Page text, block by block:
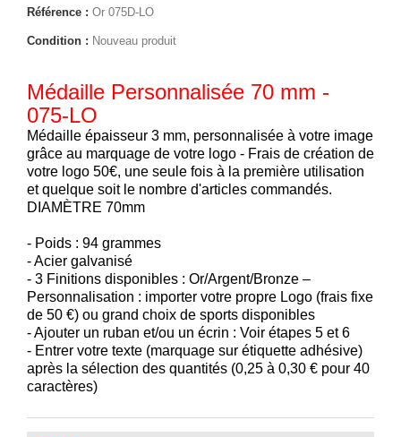
Référence : Or 075D-LO
Condition : Nouveau produit
Médaille Personnalisée 70 mm -
075-LO
Médaille épaisseur 3 mm, personnalisée à votre image
grâce au marquage de votre logo - Frais de création de
votre logo 50€, une seule fois à la première utilisation
et quelque soit le nombre d'articles commandés.
DIAMÈTRE 70mm
- Poids : 94 grammes
- Acier galvanisé
- 3 Finitions disponibles : Or/Argent/Bronze –
Personnalisation : importer votre propre Logo (frais fixe
de 50 €) ou grand choix de sports disponibles
- Ajouter un ruban et/ou un écrin : Voir étapes 5 et 6
- Entrer votre texte (marquage sur étiquette adhésive)
après la sélection des quantités (0,25 à 0,30 € pour 40
caractères)